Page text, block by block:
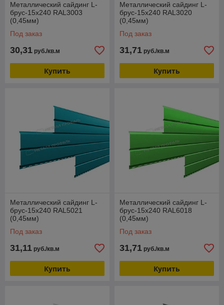
Металлический сайдинг L-
брус-15х240 RAL3003
(0,45мм)
Под заказ
30,31 руб./кв.м
Купить
Металлический сайдинг L-
брус-15х240 RAL3020
(0,45мм)
Под заказ
31,71 руб./кв.м
Купить
Металлический сайдинг L-
брус-15х240 RAL5021
(0,45мм)
Под заказ
31,11 руб./кв.м
Купить
Металлический сайдинг L-
брус-15х240 RAL6018
(0,45мм)
Под заказ
31,71 руб./кв.м
Купить